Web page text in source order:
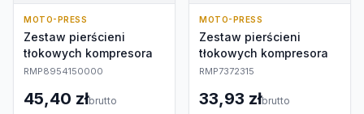
MOTO-PRESS
Zestaw pierścieni
tłokowych kompresora
RMP8954150000
45,40 złbrutto
MOTO-PRESS
Zestaw pierścieni
tłokowych kompresora
RMP7372315
33,93 złbrutto